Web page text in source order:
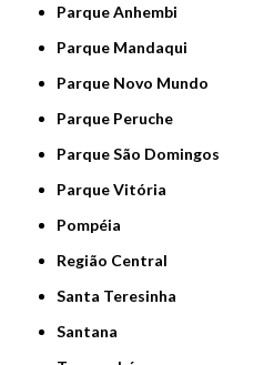
Parque Anhembi
Parque Mandaqui
Parque Novo Mundo
Parque Peruche
Parque São Domingos
Parque Vitória
Pompéia
Região Central
Santa Teresinha
Santana